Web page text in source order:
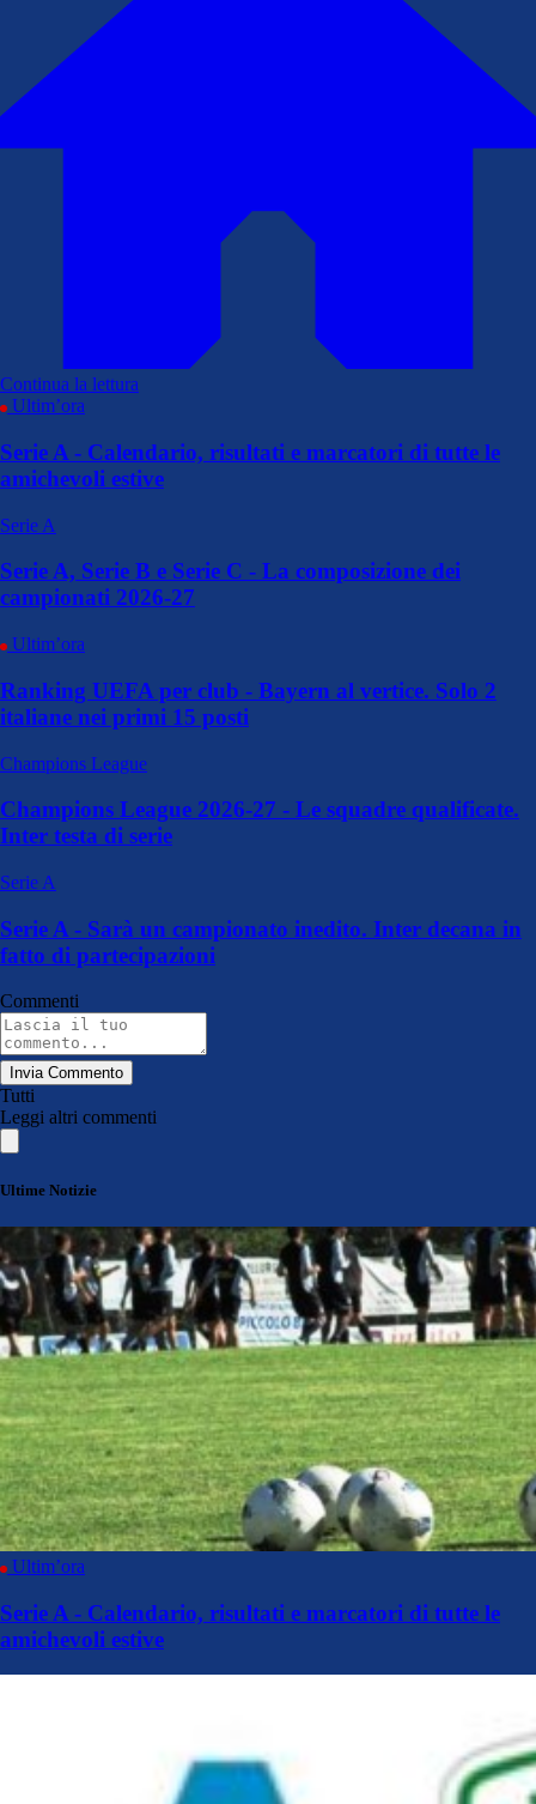
Continua la lettura
Ultim’ora
Serie A - Calendario, risultati e marcatori di tutte le
amichevoli estive
Serie A
Serie A, Serie B e Serie C - La composizione dei
campionati 2026-27
Ultim’ora
Ranking UEFA per club - Bayern al vertice. Solo 2
italiane nei primi 15 posti
Champions League
Champions League 2026-27 - Le squadre qualificate.
Inter testa di serie
Serie A
Serie A - Sarà un campionato inedito. Inter decana in
fatto di partecipazioni
Commenti
Invia Commento
Tutti
Leggi altri commenti
Ultime Notizie
Ultim’ora
Serie A - Calendario, risultati e marcatori di tutte le
amichevoli estive